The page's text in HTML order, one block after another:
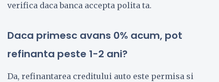
verifica daca banca accepta polita ta.
Daca primesc avans 0% acum, pot
refinanta peste 1-2 ani?
Da, refinantarea creditului auto este permisa si